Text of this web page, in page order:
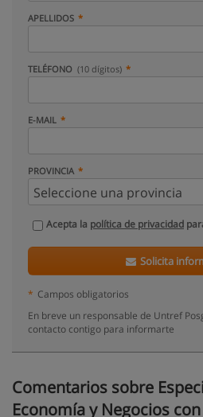
APELLIDOS
TELÉFONO (10 dígitos)
E-MAIL
PROVINCIA
Acepta la política de privacidad
Solicita
* Campos obligatorios
En breve un responsable de Untref
contacto contigo para informarte
Comentarios sobre
Economía y Negocios